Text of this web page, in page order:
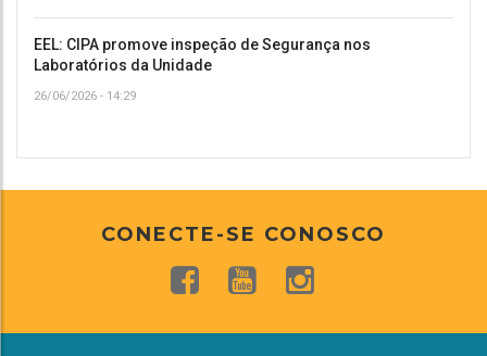
EEL: CIPA promove inspeção de Segurança nos
Laboratórios da Unidade
26/06/2026 - 14:29
CONECTE-SE CONOSCO